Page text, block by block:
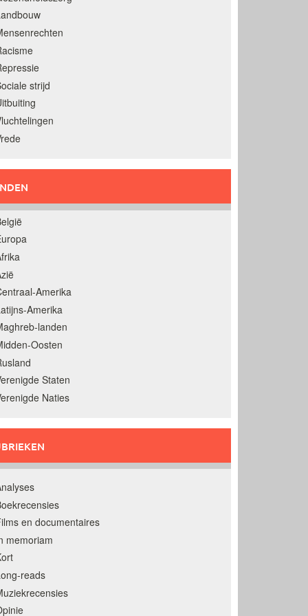
strijd
Amerika
Amerika
landen
Oosten
Staten
Naties
en documentaires
memoriam
reads